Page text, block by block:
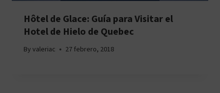
Hôtel de Glace: Guía para Visitar el
Hotel de Hielo de Quebec
Byvaleriac 27 febrero, 2018